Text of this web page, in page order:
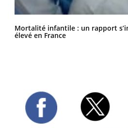
Mortalité infantile : un rapport
élevé en France